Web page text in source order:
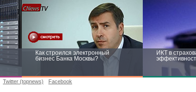
Как строился электронный
бизнес Банка Москвы?
ИКТ в
Twitter (topnews) Facebook